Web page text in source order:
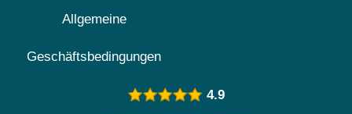
Allgemeine
Geschäftsbedingungen
4.9